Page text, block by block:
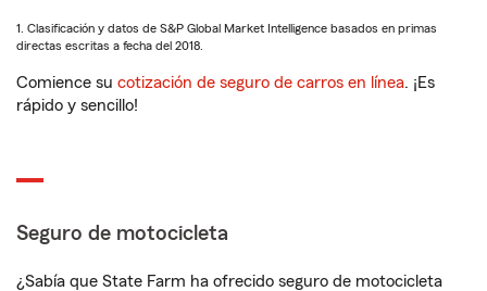
1. Clasificación y datos de S&P Global Market Intelligence basados en primas
directas escritas a fecha del 2018.
Comience su cotización de seguro de carros en línea. ¡Es
rápido y sencillo!
Seguro de motocicleta
¿Sabía que State Farm ha ofrecido seguro de motocicleta